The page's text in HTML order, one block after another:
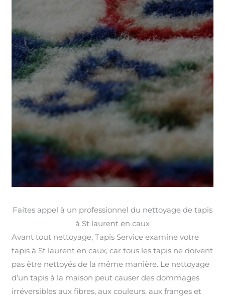
Faites appel à un professionnel du nettoyage de tapis
à St laurent en caux
Avant tout nettoyage, Tapis Service examine votre
tapis à St laurent en caux, car tous les tapis ne doivent
pas être nettoyés de la même manière. Le nettoyage
d’un tapis à la maison peut causer des dommages
irréversibles aux fibres, aux couleurs, aux franges et